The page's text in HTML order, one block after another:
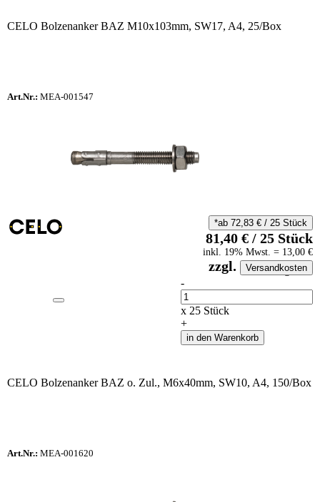
CELO Bolzenanker BAZ M10x103mm, SW17, A4, 25/Box
Art.Nr.: MEA-001547
auf Anfrageliste
-
Anzahl
x 25 Stück
+
in den Warenkorb
*ab 72,83 €/ 25 Stück
81,40 €/ 25 Stück
inkl. 19% Mwst. = 13,00 €
zzgl. Versandkosten
CELO Bolzenanker BAZ o. Zul., M6x40mm, SW10, A4, 150/Box
Art.Nr.: MEA-001620